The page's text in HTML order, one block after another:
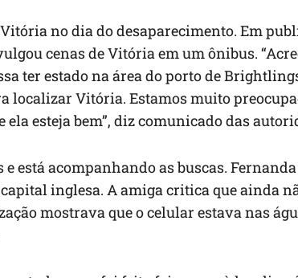
no dia do desaparecimento. Em
cenas de Vitória em um ônibus.
ter estado na área do porto de
localizar Vitória. Estamos muito
esteja bem”, diz comunicado das
está acompanhando as buscas.
inglesa. A amiga critica que ainda
mostrava que o celular estava nas